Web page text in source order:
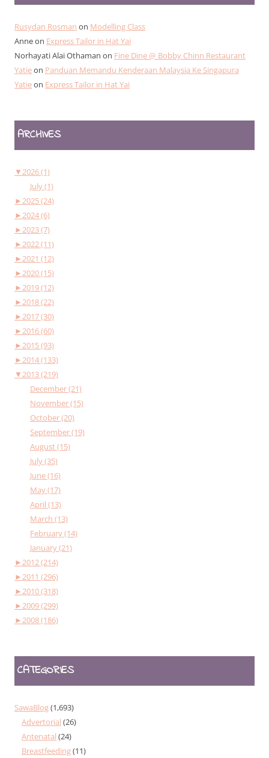
Rusydan Rosman on Modelling Class
Anneon Express Tailor in Hat Yai
Norhayati Alai Othaman on Fine Dine @ Bobby Chinn Restaurant
Yatieon Panduan Memandu Kenderaan Malaysia Ke Singapura
Yatieon Express Tailor in Hat Yai
ARCHIVES
▼ 2026 (1)
July (1)
► 2025 (24)
► 2024 (6)
► 2023 (7)
► 2022 (11)
► 2021 (12)
► 2020 (15)
► 2019 (12)
► 2018 (22)
► 2017 (30)
► 2016 (60)
► 2015 (93)
► 2014 (133)
▼ 2013 (219)
December (21)
November (15)
October (20)
September (19)
August (15)
July (35)
June (16)
May (17)
April (13)
March (13)
February (14)
January (21)
► 2012 (214)
► 2011 (296)
► 2010 (318)
► 2009 (299)
► 2008 (186)
CATEGORIES
SawaBlog(1,693)
Advertorial (26)
Antenatal (24)
Breastfeeding(11)